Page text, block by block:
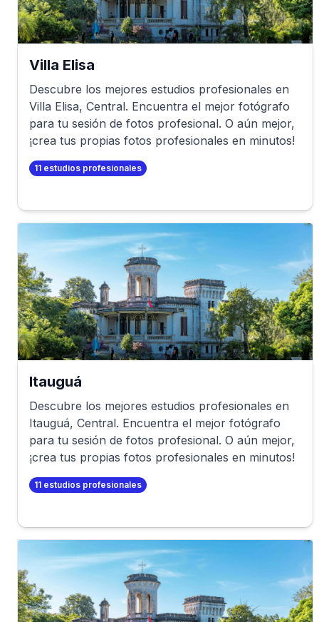
Villa Elisa
Descubre los mejores estudios profesionales en
Villa Elisa, Central. Encuentra el mejor fotógrafo
para tu sesión de fotos profesional. O aún mejor,
¡crea tus propias fotos profesionales en minutos!
11 estudios profesionales
Itauguá
Descubre los mejores estudios profesionales en
Itauguá, Central. Encuentra el mejor fotógrafo
para tu sesión de fotos profesional. O aún mejor,
¡crea tus propias fotos profesionales en minutos!
11 estudios profesionales